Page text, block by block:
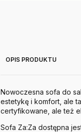
OPIS PRODUKTU
Nowoczesna sofa do
estetykę i komfort, ale
certyfikowane, ale też
Sofa Za:Za dostępna